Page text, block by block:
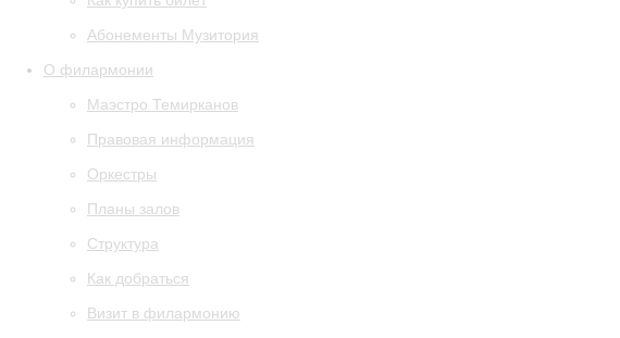
Абонементы Музитория
О филармонии
Маэстро Темирканов
Правовая информация
Оркестры
Планы залов
Структура
Как добраться
Визит в филармонию